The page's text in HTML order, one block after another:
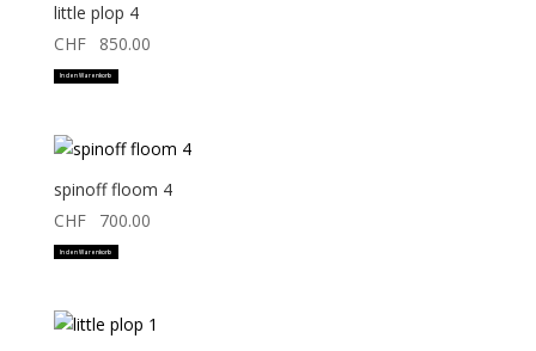
little plop 4
CHF
850.00
In den Warenkorb
spinoff floom 4
CHF
700.00
In den Warenkorb